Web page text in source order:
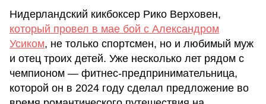
Нидерландский кикбоксер Рико Верховен,
который провел в мае бой с Александром
Усиком, не только спортсмен, но и любимый муж
и отец троих детей. Уже несколько лет рядом с
чемпионом — фитнес-предпринимательница,
которой он в 2024 году сделал предложение во